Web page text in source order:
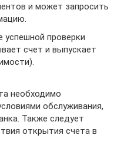
и может запросить
успешной проверки
счет и выпускает
необходимо
обслуживания,
Также следует
открытия счета в